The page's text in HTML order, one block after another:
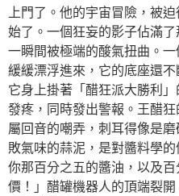
上門了。他的宇宙冒險，被
始了。一個狂妄的影子佔滿
一瞬間被極端的酸氣扭曲。
緩緩漂浮進來，它的底座還
它身上掛著「醋狂派大勝利
發疼，同時發出警報。王醋
屬回音的嘲弄，刺耳得像是
敗氣味的蒜泥，是對醬料學
你那百分之五的醬油，以及
價！」醋罐機器人的頂端裂